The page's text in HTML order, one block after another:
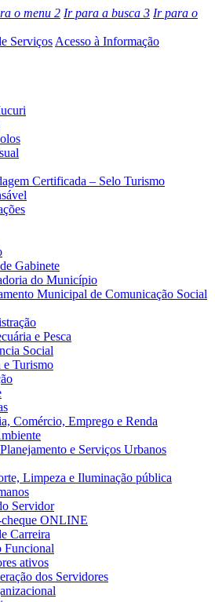
o menu 2 Ir para a busca 3 Ir para o
Serviços Acesso à Informação
Certificada – Selo Turismo
Gabinete
do Município
Municipal de Comunicação Social
e Pesca
Social
e Turismo
Comércio, Emprego e Renda
e Serviços Urbanos
Limpeza e Iluminação pública
Servidor
ONLINE
Carreira
Funcional
ativos
dos Servidores